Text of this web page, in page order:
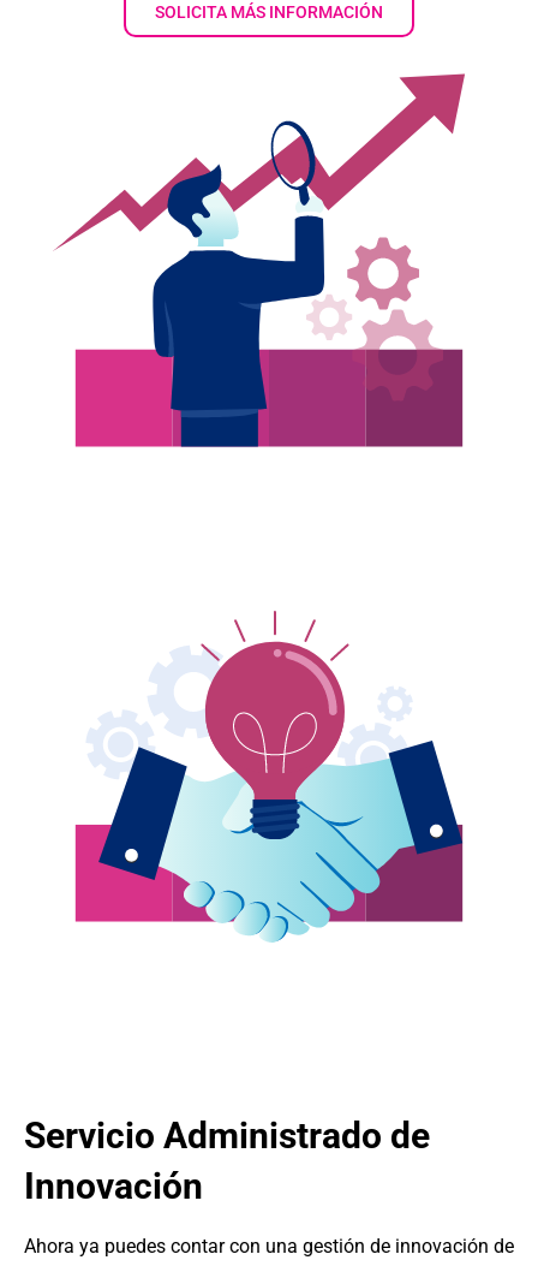
SOLICITA MÁS INFORMACIÓN
Servicio Administrado de
Innovación​
Ahora ya puedes contar con una gestión de innovación de